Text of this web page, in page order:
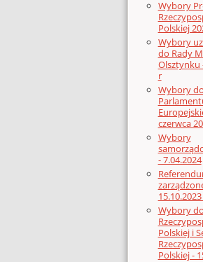
Wybory
Polskiej
Wybory
do Rady
Olsztynku
r
Wybory do
czerwca
Wybory
- 7.04.2024
Wybory
Polskiej i
Polskiej -